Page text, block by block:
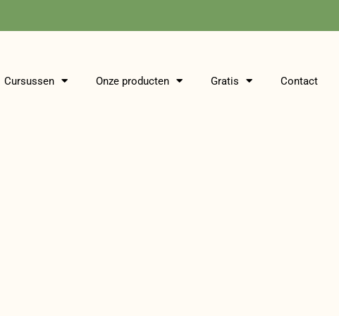
Cursussen Onze producten Gratis Contact